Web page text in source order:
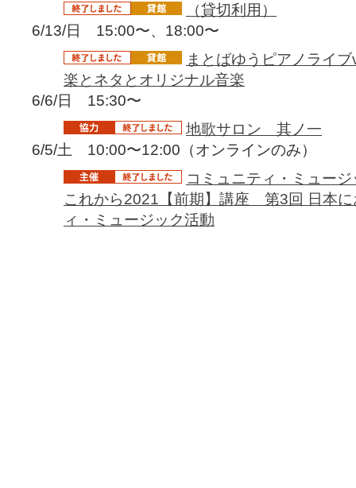
（貸切利用）
6/13/日 15:00〜、18:00〜
まとばゆうピアノライ
楽とネタとオリジナル音楽
6/6/日 15:30〜
地歌サロン 其ノ一
6/5/土 10:00〜12:00（オンラインのみ）
コミュニティ・ミュー
これから2021【前期】講座 第3回 日本に
ィ・ミュージック活動